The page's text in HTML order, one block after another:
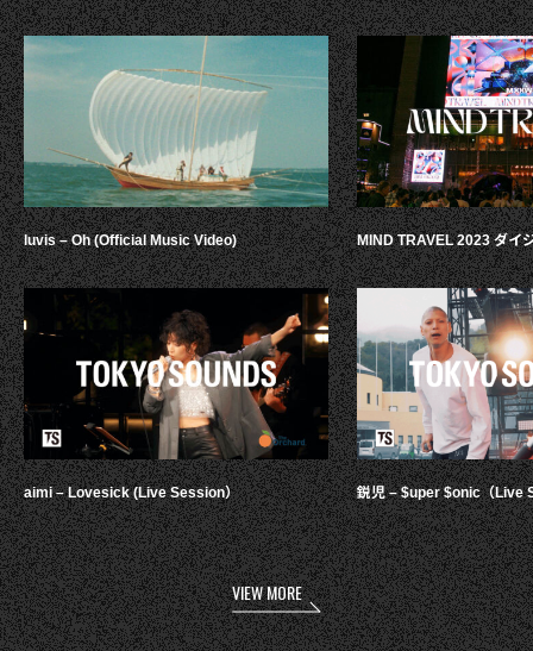
luvis – Oh (Official Music Video)
aimi – Lovesick (Live Session）
MIND TRAVEL 2023 ダイ
鋭児 – $uper $onic（Live
VIEW MORE